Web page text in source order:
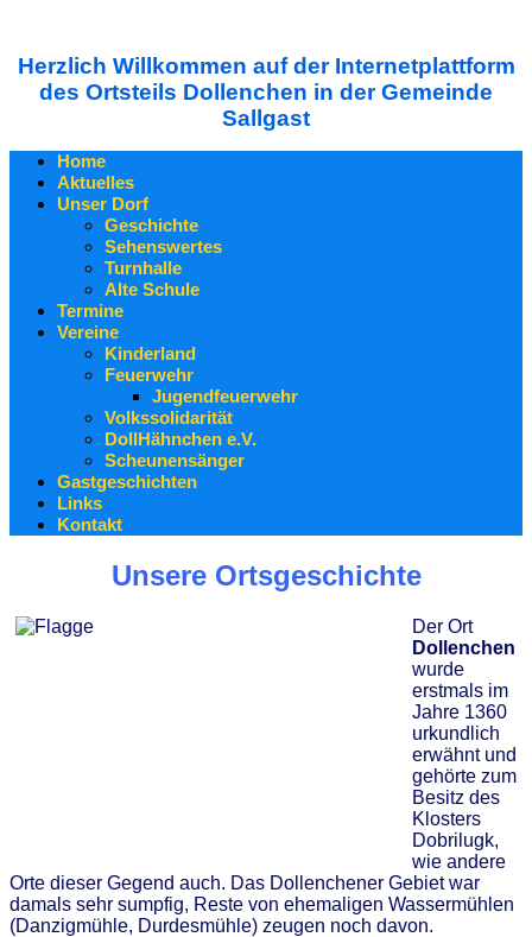
Herzlich Willkommen auf der Internetplattform
des Ortsteils Dollenchen in der Gemeinde
Sallgast
Home
Aktuelles
Unser Dorf
Geschichte
Sehenswertes
Turnhalle
Alte Schule
Termine
Vereine
Kinderland
Feuerwehr
Jugendfeuerwehr
Volkssolidarität
DollHähnchen e.V.
Scheunensänger
Gastgeschichten
Links
Kontakt
Unsere Ortsgeschichte
Der Ort
Dollenchen
wurde
erstmals im
Jahre 1360
urkundlich
erwähnt und
gehörte zum
Besitz des
Klosters
Dobrilugk,
wie andere
Orte dieser Gegend auch. Das Dollenchener Gebiet war
damals sehr sumpfig, Reste von ehemaligen Wassermühlen
(Danzigmühle, Durdesmühle) zeugen noch davon.